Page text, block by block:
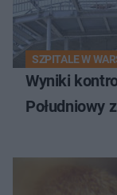
SZPITALE W
Wyniki
Południowy